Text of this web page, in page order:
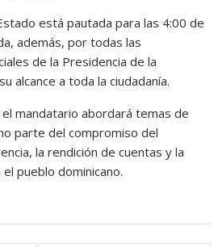
está pautada para las 4:00 de
además, por todas las
de la Presidencia de la
alcance a toda la ciudadanía.
mandatario abordará temas de
parte del compromiso del
la rendición de cuentas y la
pueblo dominicano.